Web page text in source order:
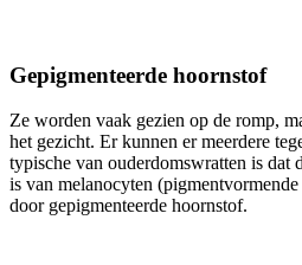
Gepigmenteerde hoornstof
Ze worden vaak gezien op de romp,
het gezicht. Er kunnen er meerdere
typische van ouderdomswratten is dat
is van melanocyten
door gepigmenteerde hoornstof.